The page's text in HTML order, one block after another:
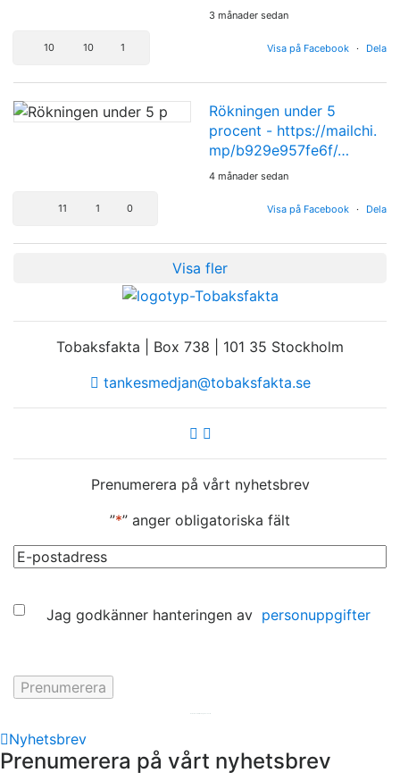
3 månader sedan
Visa på Facebook · Dela
10 10 1
Rökningen under 5
procent - https://mailchi.
mp/b929e957fe6f/…
4 månader sedan
Visa på Facebook · Dela
11 1 0
Visa fler
Tobaksfakta | Box 738 | 101 35 Stockholm
tankesmedjan@tobaksfakta.se
Prenumerera på vårt nyhetsbrev
”*” anger obligatoriska fält
Samtycke
Jag godkänner hanteringen av personuppgifter
Nyhetsbrev
Prenumerera på vårt nyhetsbrev